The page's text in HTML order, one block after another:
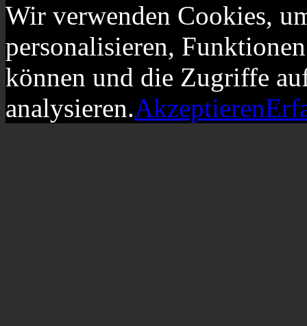
Wir verwenden Cookies,
personalisieren,
können und die Zugriffe
analysieren.Akzeptieren